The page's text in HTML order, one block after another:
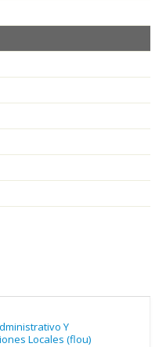
Y
Locales (flou)